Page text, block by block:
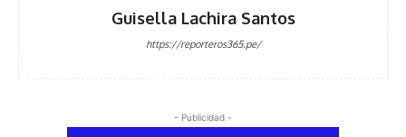
Guisella Lachira Santos
https://reporteros365.pe/
- Publicidad -